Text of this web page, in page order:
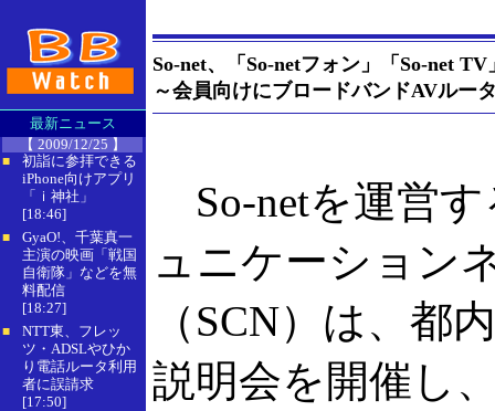
最新ニュース
【 2009/12/25 】
■
初詣に参拝できる
iPhone向けアプリ
「ｉ神社」
[18:46]
■
GyaO!、千葉真一
主演の映画「戦国
自衛隊」などを無
料配信
[18:27]
■
NTT東、フレッ
ツ・ADSLやひか
り電話ルータ利用
者に誤請求
[17:50]
So-net、「So-netフォン」「So-net
～会員向けにブロードバンドAVルー
So-netを運営
ュニケーション
（SCN）は、都
説明会を開催し